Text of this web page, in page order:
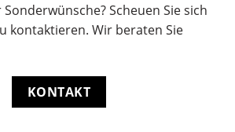
Scheuen Sie sich
kontaktieren. Wir beraten Sie
KONTAKT